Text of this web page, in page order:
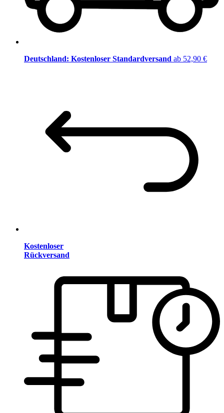
Deutschland: Kostenloser Standardversand ab 52,90 €
Kostenloser
Rückversand